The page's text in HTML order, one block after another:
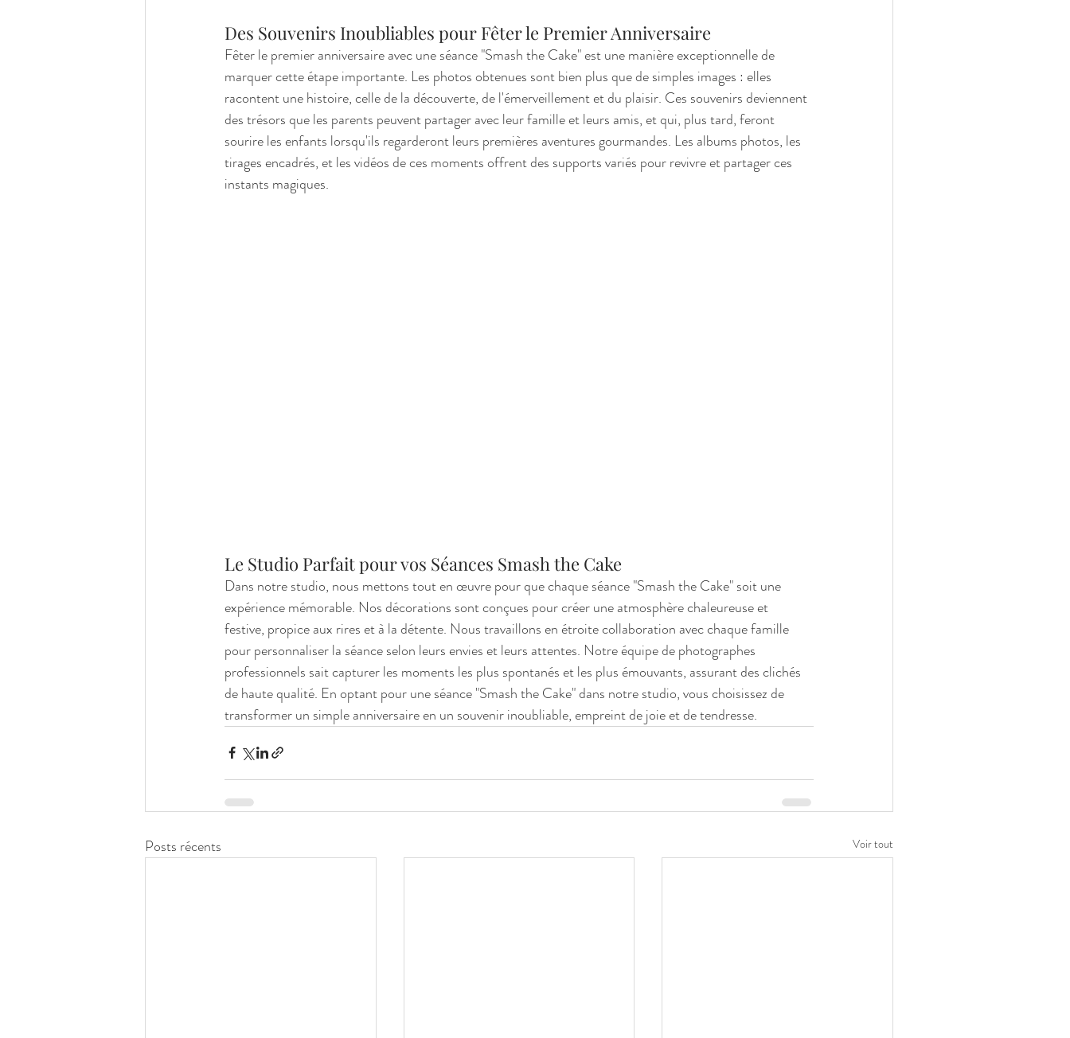
Des Souvenirs Inoubliables pour Fêter le Premier Anniversaire
Fêter le premier anniversaire avec une séance "Smash the Cake" est une manière exceptionnelle de
marquer cette étape importante. Les photos obtenues sont bien plus que de simples images : elles
racontent une histoire, celle de la découverte, de l'émerveillement et du plaisir. Ces souvenirs deviennent
des trésors que les parents peuvent partager avec leur famille et leurs amis, et qui, plus tard, feront
sourire les enfants lorsqu'ils regarderont leurs premières aventures gourmandes. Les albums photos, les
tirages encadrés, et les vidéos de ces moments offrent des supports variés pour revivre et partager ces
instants magiques.
Le Studio Parfait pour vos Séances Smash the Cake
Dans notre studio, nous mettons tout en œuvre pour que chaque séance "Smash the Cake" soit une
expérience mémorable. Nos décorations sont conçues pour créer une atmosphère chaleureuse et
festive, propice aux rires et à la détente. Nous travaillons en étroite collaboration avec chaque famille
pour personnaliser la séance selon leurs envies et leurs attentes. Notre équipe de photographes
professionnels sait capturer les moments les plus spontanés et les plus émouvants, assurant des clichés
de haute qualité. En optant pour une séance "Smash the Cake" dans notre studio, vous choisissez de
transformer un simple anniversaire en un souvenir inoubliable, empreint de joie et de tendresse.
Posts récents Voir tout